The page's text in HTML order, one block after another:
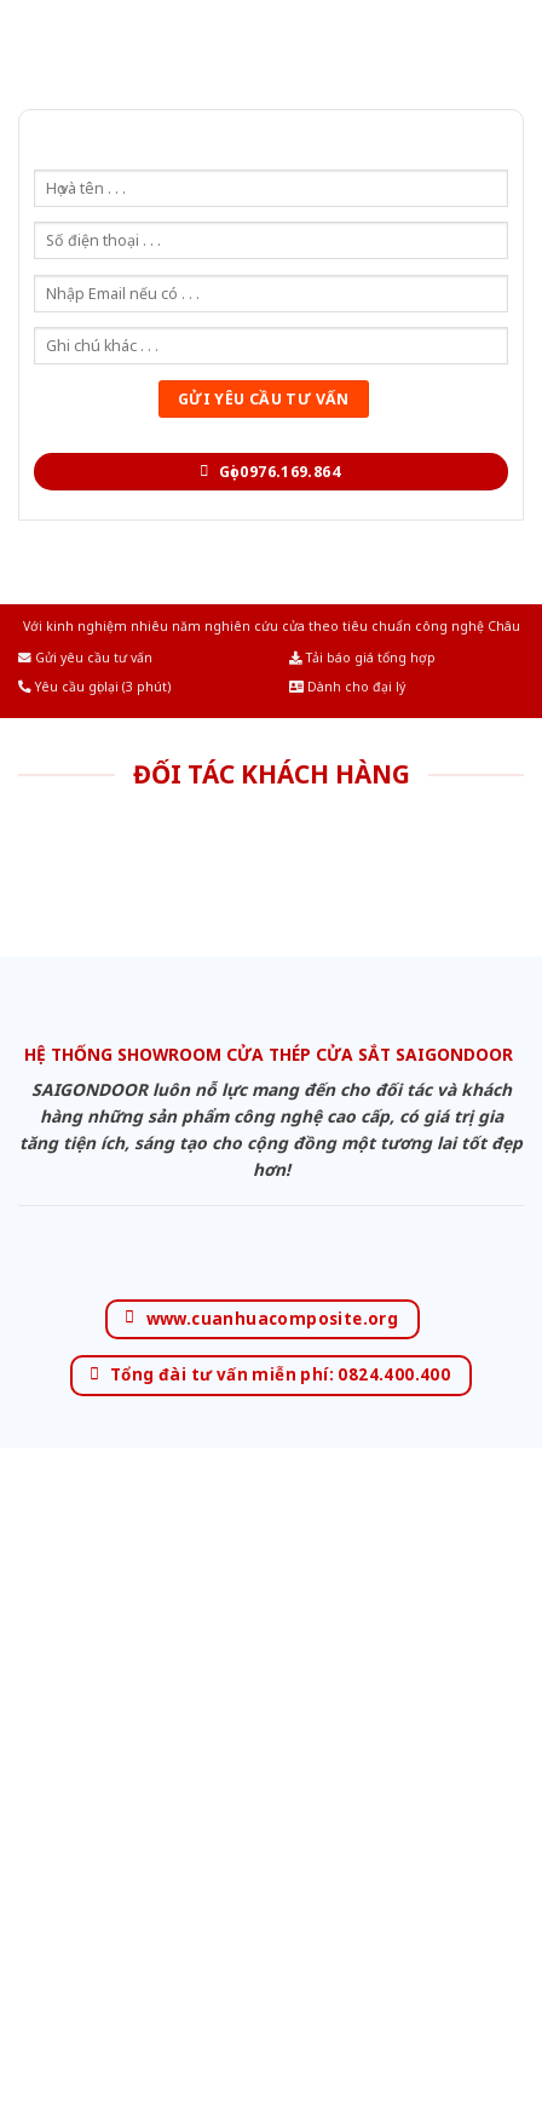
Gọi 0976.169.864
Với kinh nghiệm nhiêu năm nghiên cứu cửa theo tiêu chuẩn công nghệ Châu
Gửi yêu cầu tư vấn
Tải báo giá tổng hợp
Yêu cầu gọi lại (3 phút)
Dành cho đại lý
ĐỐI TÁC KHÁCH HÀNG
HỆ THỐNG SHOWROOM CỬA THÉP CỬA SẮT SAIGONDOOR
SAIGONDOOR luôn nỗ lực mang đến cho đối tác và khách
hàng những sản phẩm công nghệ cao cấp, có giá trị gia
tăng tiện ích, sáng tạo cho cộng đồng một tương lai tốt đẹp
hơn!
www.cuanhuacomposite.org
Tổng đài tư vấn miễn phí: 0824.400.400